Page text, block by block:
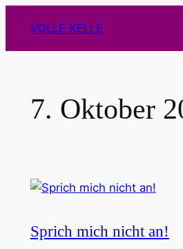
Inhalt
springen
VOLLE KELLE
7. Oktober
Sprich mich nicht an!